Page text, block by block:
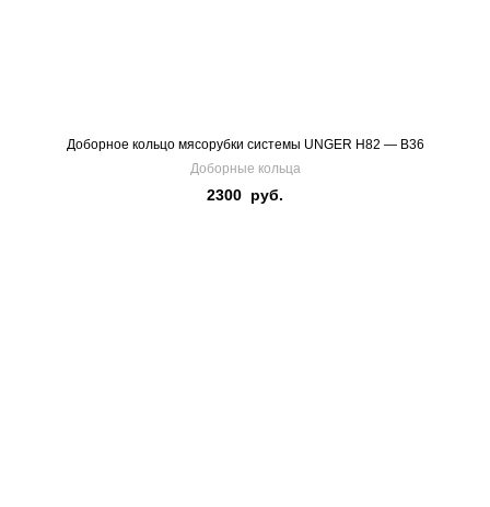
Доборное кольцо мясорубки системы UNGER H82 — B36
Доборные кольца
2300 руб.